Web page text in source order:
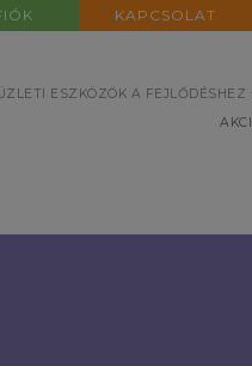
KAPCSOLAT
ESZKÖZÖK A FEJLŐDÉSHEZ